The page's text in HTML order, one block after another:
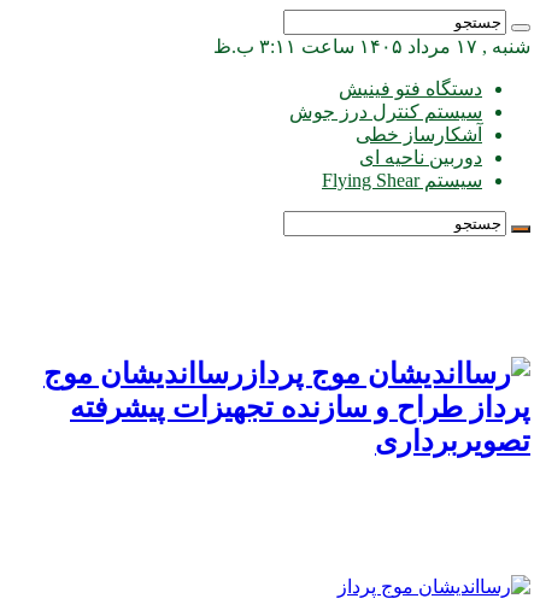
شنبه , ۱۷ مرداد ۱۴۰۵ ساعت ۳:۱۱ ب.ظ
دستگاه فتو فینیش
سیستم کنترل درز جوش
آشکارساز خطی
دوربین ناحیه ای
سیستم Flying Shear
رسااندیشان موج
پرداز طراح و سازنده تجهیزات پیشرفته
تصویربرداری